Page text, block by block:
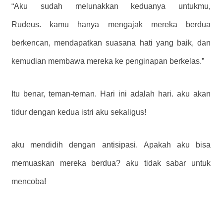
“Aku sudah melunakkan keduanya untukmu,
Rudeus. kamu hanya mengajak mereka berdua
berkencan, mendapatkan suasana hati yang baik, dan
kemudian membawa mereka ke penginapan berkelas.”
Itu benar, teman-teman. Hari ini adalah hari. aku akan
tidur dengan kedua istri aku sekaligus!
aku mendidih dengan antisipasi. Apakah aku bisa
memuaskan mereka berdua? aku tidak sabar untuk
mencoba!